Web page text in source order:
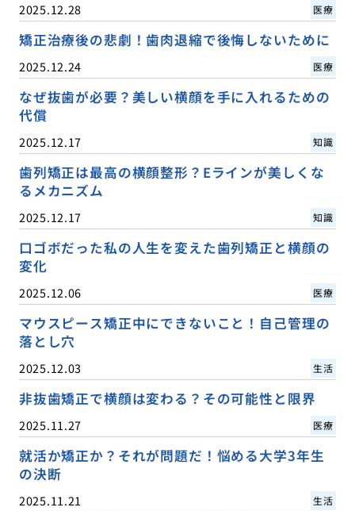
2025.12.28 医療
矯正治療後の悲劇！歯肉退縮で後悔しないために
2025.12.24 医療
なぜ抜歯が必要？美しい横顔を手に入れるための
代償
2025.12.17 知識
歯列矯正は最高の横顔整形？Eラインが美しくな
るメカニズム
2025.12.17 知識
口ゴボだった私の人生を変えた歯列矯正と横顔の
変化
2025.12.06 医療
マウスピース矯正中にできないこと！自己管理の
落とし穴
2025.12.03 生活
非抜歯矯正で横顔は変わる？その可能性と限界
2025.11.27 医療
就活か矯正か？それが問題だ！悩める大学3年生
の決断
2025.11.21 生活